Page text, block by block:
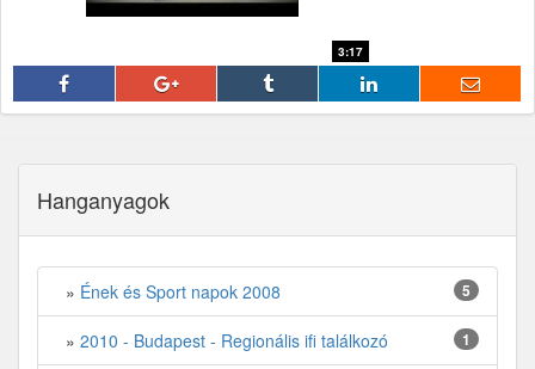
3:17
fff
Hanganyagok
5
» Ének és Sport napok 2008
1
» 2010 - Budapest - Regionális ifi találkozó